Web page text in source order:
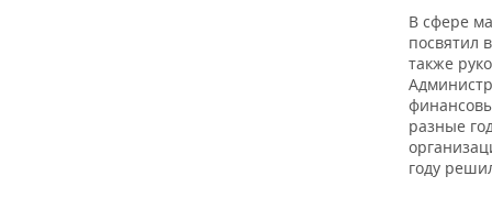
В сфере
посвятил
также
разные
году